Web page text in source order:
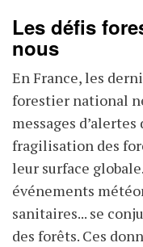
Les défis
nous
En France, les
forestier national
messages
fragilisation des
leur surface
événements
sanitaires... se
des forêts. Ces